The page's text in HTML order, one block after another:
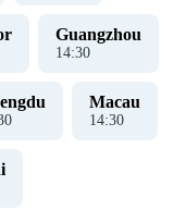
Guangzhou
14:30
Macau
14:30